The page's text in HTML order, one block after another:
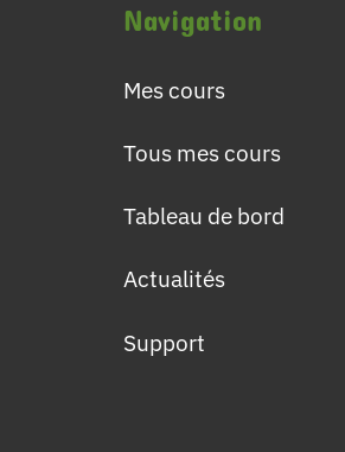
Navigation
Mes cours
Tous mes cours
Tableau de bord
Actualités
Support